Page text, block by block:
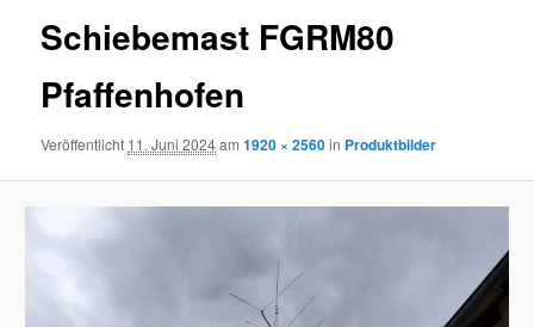
Schiebemast FGRM80
Pfaffenhofen
Veröffentlicht 11. Juni 2024am1920 × 2560in Produktbilder